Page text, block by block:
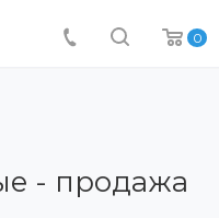
0
- продажа